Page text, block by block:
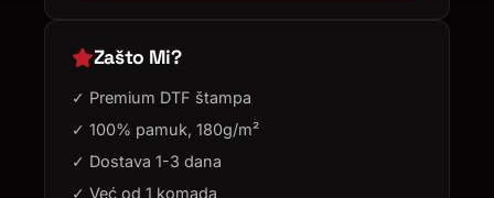
Zašto Mi?
✓ Premium DTF štampa
✓ 100% pamuk, 180g/m²
✓ Dostava 1-3 dana
✓ Već od 1 komada